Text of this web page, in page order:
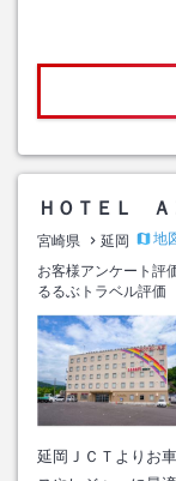
ＨＯＴＥＬ
宮崎県 延岡
地
お客様アンケート評
るるぶトラベル評価
延岡ＪＣＴよりお